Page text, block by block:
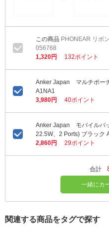
PHONEAR リボ
056768
1,320円
132ポイント
Anker Japan マルチポー
A1NA1
3,980円
40ポイント
Anker Japan モバイルバ
22.5W、2 Ports) ブラック
2,860円
29ポイント
合計
一緒にカ
関連する商品をタグで探す